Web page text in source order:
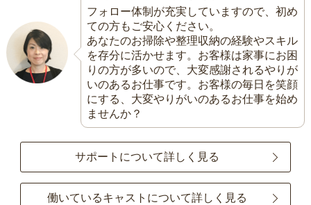
フォロー体制が充実していますので、初め
ての方もご安心ください。
あなたのお掃除や整理収納の経験やスキル
を存分に活かせます。お客様は家事にお困
りの方が多いので、大変感謝されるやりが
いのあるお仕事です。お客様の毎日を笑顔
にする、大変やりがいのあるお仕事を始め
ませんか？
サポートについて詳しく見る
働いているキャストについて詳しく見る